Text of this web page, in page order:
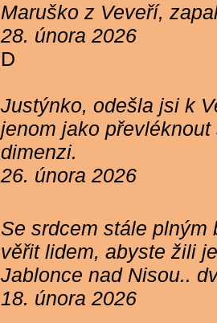
Maruško z Veveří,
28. února 2026
D
Justýnko, odešla jsi k
jenom jako
dimenzi.
26. února 2026
Se srdcem stále
věřit lidem, abyste žili
Jablonce nad Nisou..
18. února 2026